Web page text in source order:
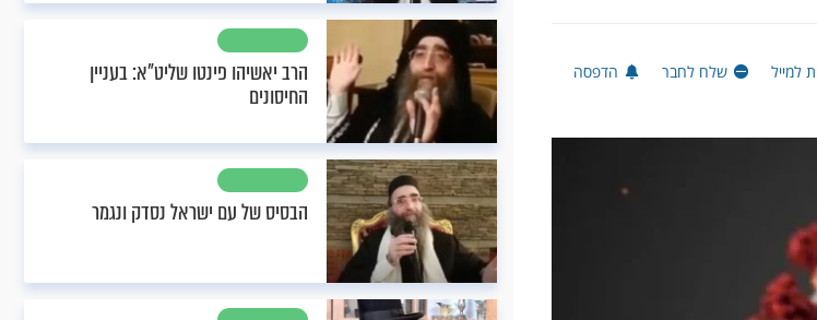
למייל שלח לחבר הדפסה הרב יאשיהו פינטו שליט"א: בעניין
החיסונים
הבסיס של עם ישראל נסדק ונגמר